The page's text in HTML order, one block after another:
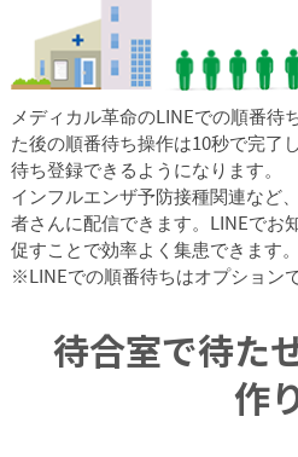
メディカル革命のLINEでの順番待
た後の順番待ち操作は10秒で完了
待ち登録できるようになります。
インフルエンザ予防接種関連など
者さんに配信できます。LINEでお
促すことで効率よく集患できます。
※LINEでの順番待ちはオプション
待合室で待た
作